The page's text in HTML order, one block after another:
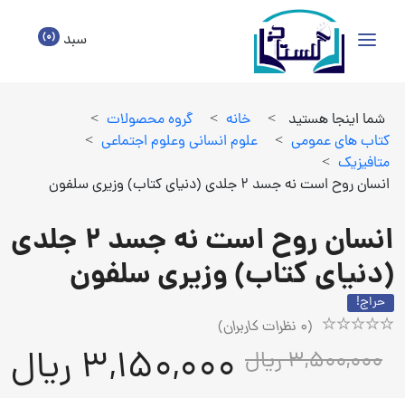
سبد (0)
شما اینجا هستید > خانه > گروه محصولات >
كتاب هاي عمومي > علوم انساني وعلوم اجتماعي >
متافيزيك >
انسان روح است نه جسد 2 جلدی (دنیای کتاب) وزیری سلفون
انسان روح است نه جسد 2 جلدی
(دنیای کتاب) وزیری سلفون
حراج!
5.00
(
0 نظرات کاربران)
3,500,000 ریال 3,150,000 ریال